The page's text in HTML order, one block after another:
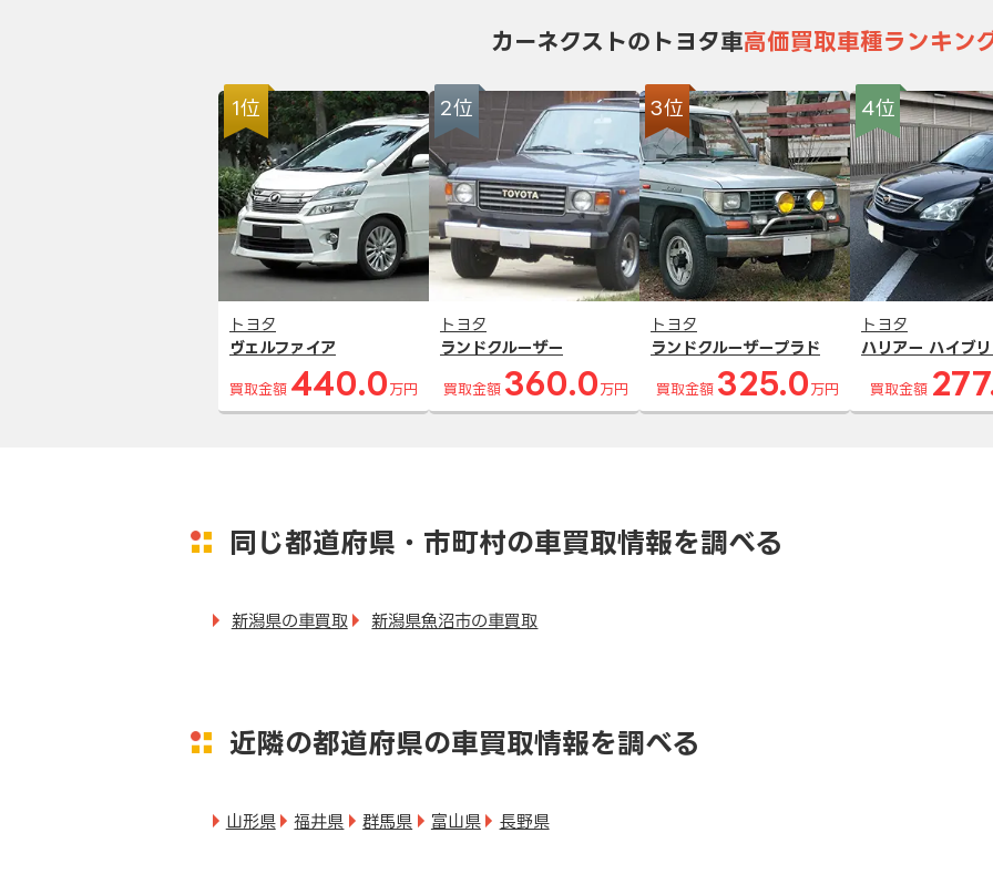
カーネクストのトヨタ車高価買取車種ランキン
1位
トヨタ
ヴェルファイア
買取金額 440.0 万円
2位
トヨタ
ランドクルーザー
買取金額 360.0 万円
3位
トヨタ
ランドクルーザープラド
買取金額 325.0 万円
4位
トヨタ
ハリアー ハイブ
買取金額
同じ都道府県・市町村の車買取情報を調べる
新潟県の車買取 新潟県魚沼市の車買取
近隣の都道府県の車買取情報を調べる
山形県 福井県 群馬県 富山県 長野県